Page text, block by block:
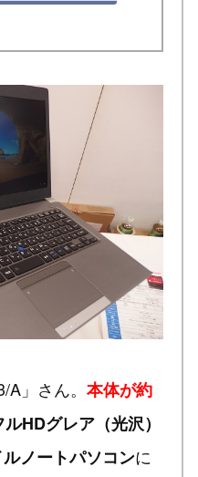
」さん。 本体が約
HDグレア（光沢）
ノートパソコンに